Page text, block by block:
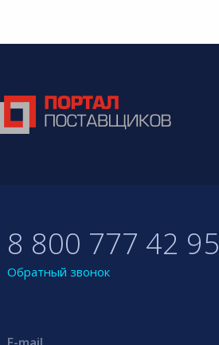
8 800 777 42 95
Обратный звонок